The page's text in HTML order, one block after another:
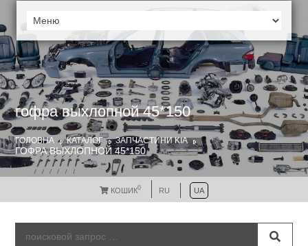
гофра выхлопной 45*150
ГОЛОВНА КАТАЛОГ ЗАПЧАСТИНИ KIA
ГОФРА ВЫХЛОПНОЙ 45*150
КОШИК0 RU UA